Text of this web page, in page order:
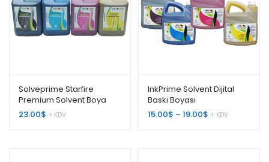
Solveprime Starfire
Premium Solvent Boya
23.00$ + KDV
InkPrime Solvent Dijital
Baskı Boyası
15.00$ – 19.00$ Fiyat
+ KDV